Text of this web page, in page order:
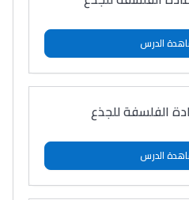
الدرس
الفلسفة للجذع
الدرس